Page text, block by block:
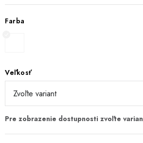
Farba
Veľkosť